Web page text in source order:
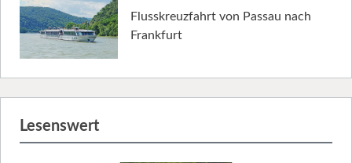
Flusskreuzfahrt von Passau nach
Frankfurt
Lesenswert